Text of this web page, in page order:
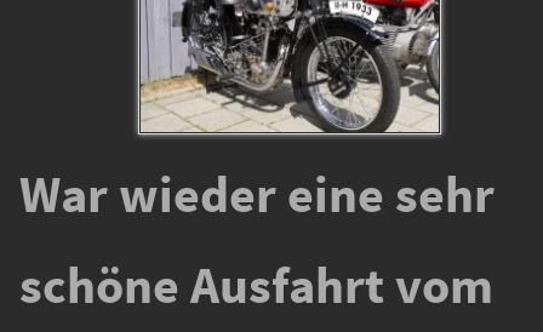
War wieder eine sehr
schöne Ausfahrt vom